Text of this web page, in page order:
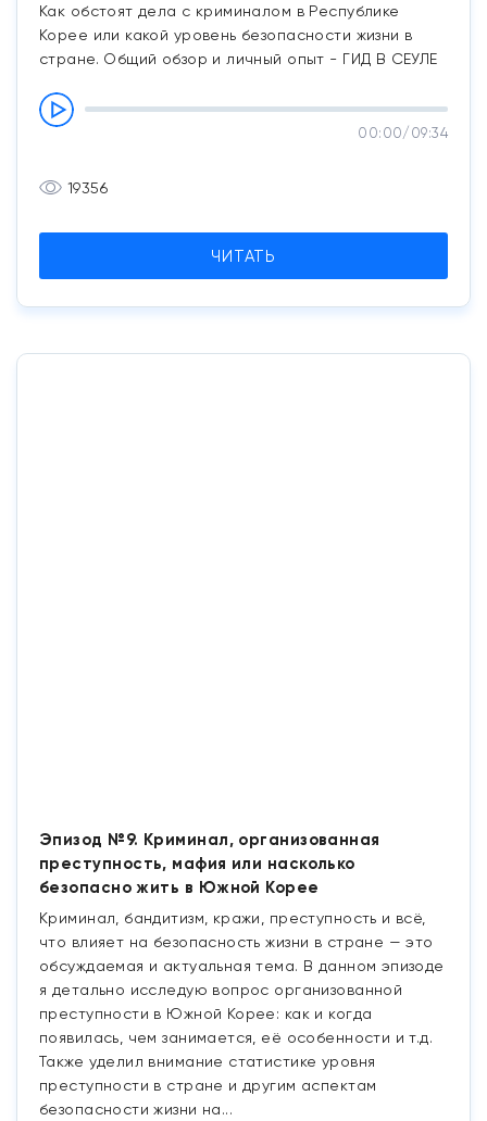
Как обстоят дела с криминалом в Республике
Корее или какой уровень безопасности жизни в
стране. Общий обзор и личный опыт - ГИД В СЕУЛЕ
00:00/ 09:34
19356
ЧИТАТЬ
Эпизод №9. Криминал, организованная
преступность, мафия или насколько
безопасно жить в Южной Корее
Криминал, бандитизм, кражи, преступность и всё,
что влияет на безопасность жизни в стране — это
обсуждаемая и актуальная тема. В данном эпизоде
я детально исследую вопрос организованной
преступности в Южной Корее: как и когда
появилась, чем занимается, её особенности и т.д.
Также уделил внимание статистике уровня
преступности в стране и другим аспектам
безопасности жизни на...